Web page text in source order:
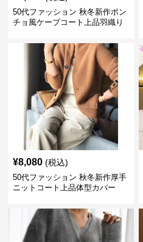
50代ファッション 秋冬新作ポン
チョ風ケープコート上品羽織り
¥8,080 (税込)
50代ファッション 秋冬新作厚手
ニットコート上品体型カバー